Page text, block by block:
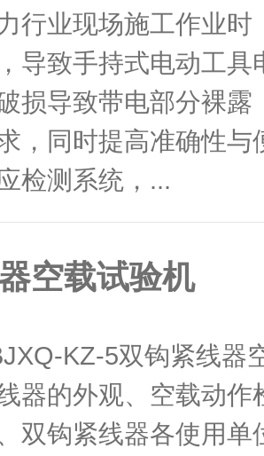
行业现场施工作业
导致手持式电动工
损导致带电部分裸
，同时提高准确性
检测系统，...
空载试验机
KZ-5双钩紧线器
器的外观、空载动
双钩紧线器各使用